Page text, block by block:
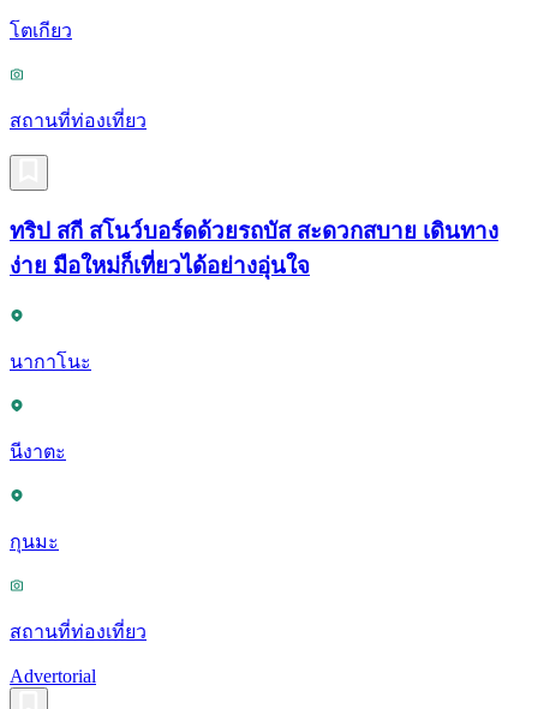
โตเกียว
สถานที่ท่องเที่ยว
ทริป สกี สโนว์บอร์ดด้วยรถบัส สะดวกสบาย เดินทาง
ง่าย มือใหม่ก็เที่ยวได้อย่างอุ่นใจ
นากาโนะ
นีงาตะ
กุนมะ
สถานที่ท่องเที่ยว
Advertorial